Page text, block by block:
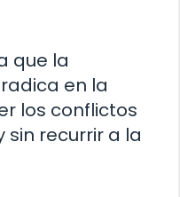
que la
en la
los conflictos
recurrir a la